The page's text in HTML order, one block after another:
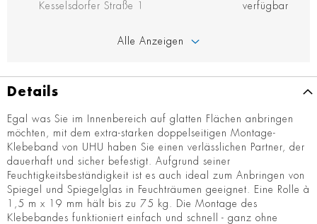
Kesselsdorfer Straße 1
verfügbar
Alle Anzeigen
Details
Egal was Sie im Innenbereich auf glatten Flächen anbringen
möchten, mit dem extra-starken doppelseitigen Montage-
Klebeband von UHU haben Sie einen verlässlichen Partner, der
dauerhaft und sicher befestigt. Aufgrund seiner
Feuchtigkeitsbeständigkeit ist es auch ideal zum Anbringen von
Spiegel und Spiegelglas in Feuchträumen geeignet. Eine Rolle à
1,5 m x 19 mm hält bis zu 75 kg. Die Montage des
Klebebandes funktioniert einfach und schnell - ganz ohne